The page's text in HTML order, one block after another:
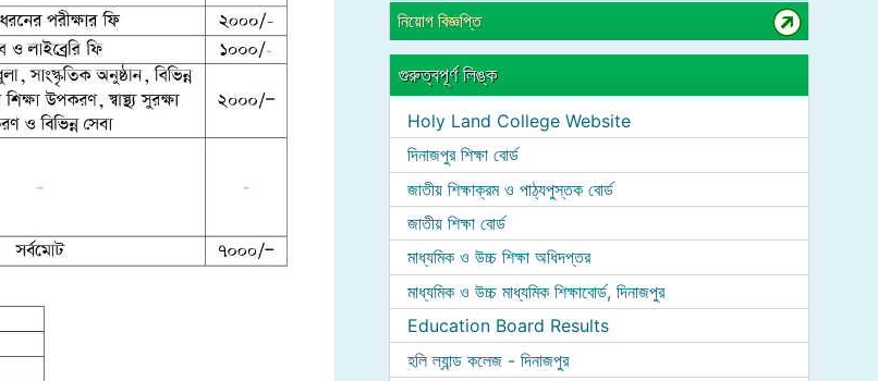
নিয়োগ বিজ্ঞপ্তি
গুরুত্বপূর্ণ লিঙ্ক
Holy Land College Website
দিনাজপুর শিক্ষা বোর্ড
জাতীয় শিক্ষাক্রম ও পাঠ্যপুস্তক বোর্ড
জাতীয় শিক্ষা বোর্ড
মাধ্যমিক ও উচ্চ শিক্ষা অধিদপ্তর
মাধ্যমিক ও উচ্চ মাধ্যমিক শিক্ষাবোর্ড, দিনাজপুর
Education Board Results
হলি ল্যান্ড কলেজ - দিনাজপুর